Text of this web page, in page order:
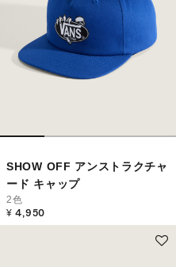
SHOW OFF アンストラクチャ
ード キャップ
2色
¥ 4,950